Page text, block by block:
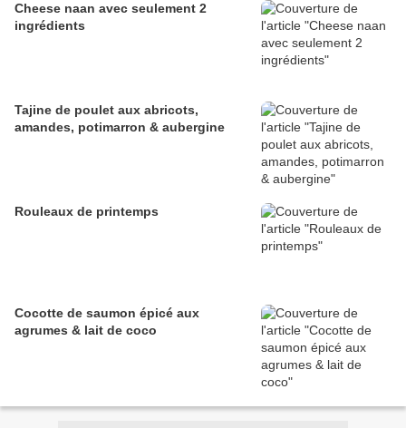
Cheese naan avec seulement 2
ingrédients
Tajine de poulet aux abricots,
amandes, potimarron & aubergine
Rouleaux de printemps
Cocotte de saumon épicé aux
agrumes & lait de coco